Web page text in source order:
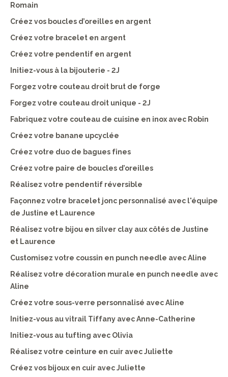
Romain
Créez vos boucles d’oreilles en argent
Créez votre bracelet en argent
Créez votre pendentif en argent
Initiez-vous à la bijouterie - 2J
Forgez votre couteau droit brut de forge
Forgez votre couteau droit unique - 2J
Fabriquez votre couteau de cuisine en inox avec Robin
Créez votre banane upcyclée
Créez votre duo de bagues fines
Créez votre paire de boucles d’oreilles
Réalisez votre pendentif réversible
Façonnez votre bracelet jonc personnalisé avec l'équipe
de Justine et Laurence
Réalisez votre bijou en silver clay aux côtés de Justine
et Laurence
Customisez votre coussin en punch needle avec Aline
Réalisez votre décoration murale en punch needle avec
Aline
Créez votre sous-verre personnalisé avec Aline
Initiez-vous au vitrail Tiffany avec Anne-Catherine
Initiez-vous au tufting avec Olivia
Réalisez votre ceinture en cuir avec Juliette
Créez vos bijoux en cuir avec Juliette